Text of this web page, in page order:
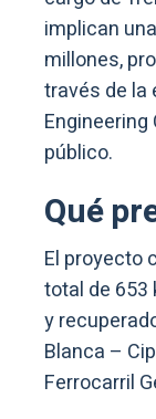
implican
millones,
través de la
público.
Qué
El proyecto
total de 653
y
Blanca –
Ferrocarril